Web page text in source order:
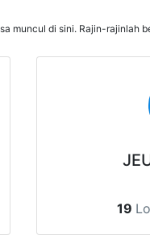
muncul di sini. Rajin-rajinlah
19